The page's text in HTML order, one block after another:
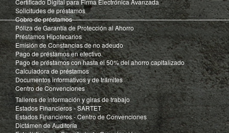
Solicitudes de préstamos
Cobro de préstamos
Póliza de Garantía de Protección al Ahorro
Préstamos Hipotecarios
Emisión de Constancias de no adeudo
Pago de préstamos en efectivo
Pago de préstamos con hasta el 50% del ahorro capitalizado
Calculadora de préstamos
Documentos informativos y de trámites
Centro de Convenciones
Talleres de información y giras de trabajo
Estados Financieros - SARTET
Estados Financieros - Centro de Convenciones
Dictámen de Auditoría